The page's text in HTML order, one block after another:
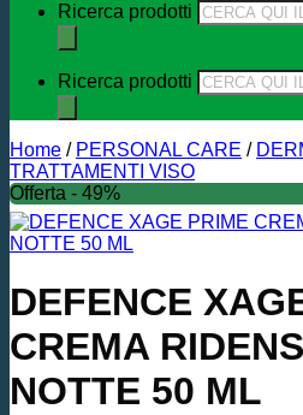
Ricerca prodotti
Ricerca prodotti
Home / PERSONAL CARE /
TRATTAMENTI VISO
Offerta - 49%
DEFENCE
CREMA
NOTTE 50 ML